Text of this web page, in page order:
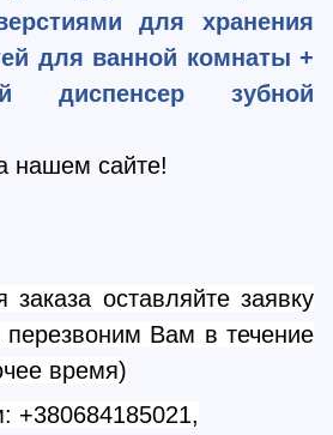
для хранения
для ванной комнаты +
диспенсер зубной
нашем сайте!
оставляйте заявку
Вам в течение
время)
+380684185021,